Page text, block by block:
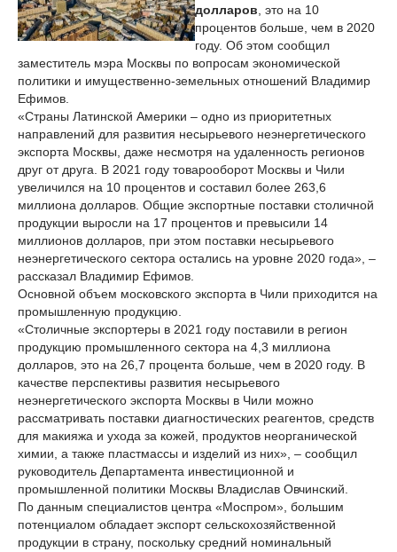
долларов , это на 10
процентов больше, чем в 2020
году. Об этом сообщил
заместитель мэра Москвы по вопросам экономической
политики и имущественно-земельных отношений Владимир
Ефимов.
«Страны Латинской Америки – одно из приоритетных
направлений для развития несырьевого неэнергетического
экспорта Москвы, даже несмотря на удаленность регионов
друг от друга. В 2021 году товарооборот Москвы и Чили
увеличился на 10 процентов и составил более 263,6
миллиона долларов. Общие экспортные поставки столичной
продукции выросли на 17 процентов и превысили 14
миллионов долларов, при этом поставки несырьевого
неэнергетического сектора остались на уровне 2020 года», –
рассказал Владимир Ефимов.
Основной объем московского экспорта в Чили приходится на
промышленную продукцию.
«Столичные экспортеры в 2021 году поставили в регион
продукцию промышленного сектора на 4,3 миллиона
долларов, это на 26,7 процента больше, чем в 2020 году. В
качестве перспективы развития несырьевого
неэнергетического экспорта Москвы в Чили можно
рассматривать поставки диагностических реагентов, средств
для макияжа и ухода за кожей, продуктов неорганической
химии, а также пластмассы и изделий из них», – сообщил
руководитель Департамента инвестиционной и
промышленной политики Москвы Владислав Овчинский.
По данным специалистов центра «Моспром», большим
потенциалом обладает экспорт сельскохозяйственной
продукции в страну, поскольку средний номинальный